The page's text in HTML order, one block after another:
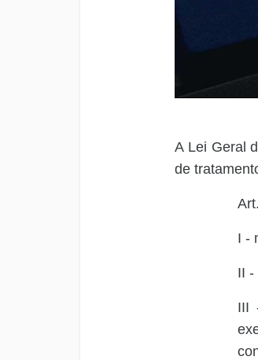
A Lei Geral
de
I -
II -
III